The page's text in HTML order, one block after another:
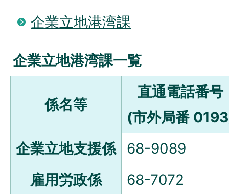
企業立地港湾課
企業立地港湾課一覧
係名等
直通電話番号
(市外局番
企業立地支援係
68-9089
雇用労政係
68-7072